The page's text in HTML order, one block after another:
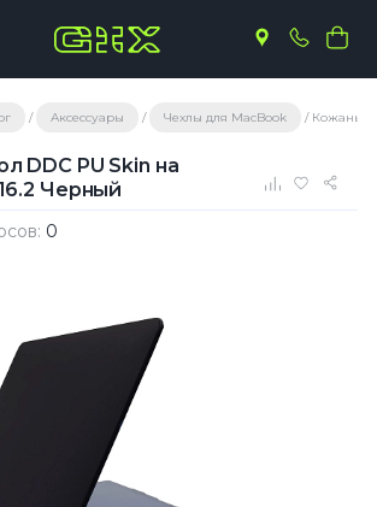
Аксессуары Чехлы для MacBook Кожаный
DDC PU Skin на
Черный
0